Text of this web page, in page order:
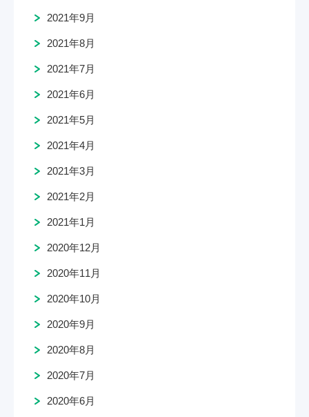
2021年9月
2021年8月
2021年7月
2021年6月
2021年5月
2021年4月
2021年3月
2021年2月
2021年1月
2020年12月
2020年11月
2020年10月
2020年9月
2020年8月
2020年7月
2020年6月